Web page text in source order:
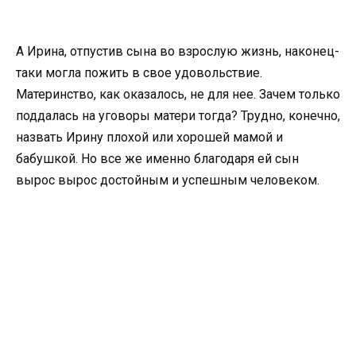
А Ирина, отпустив сына во взрослую жизнь, наконец-
таки могла пожить в свое удовольствие.
Материнство, как оказалось, не для нее. Зачем только
поддалась на уговоры матери тогда? Трудно, конечно,
назвать Ирину плохой или хорошей мамой и
бабушкой. Но все же именно благодаря ей сын
вырос вырос достойным и успешным человеком.